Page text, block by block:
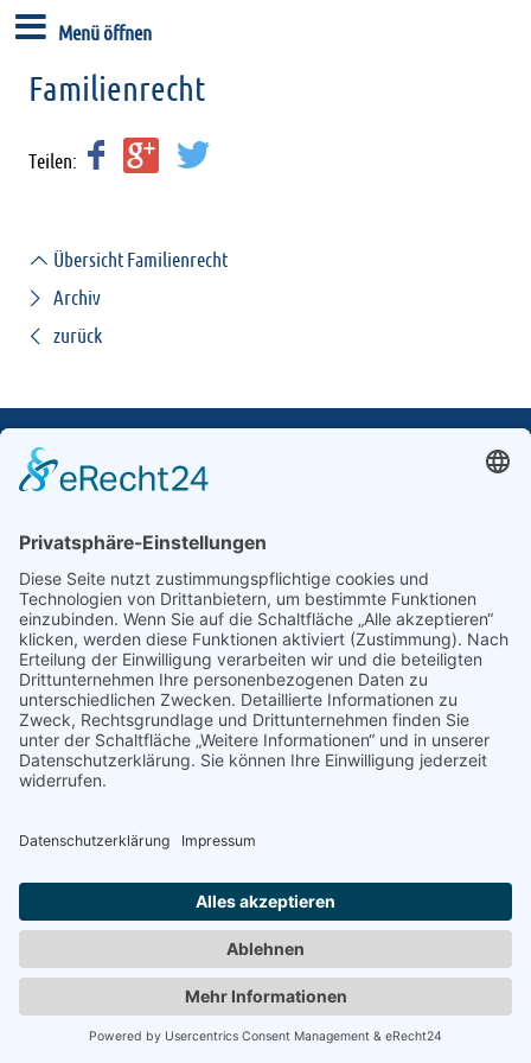
Menü öffnen
Familienrecht
Teilen:
Übersicht Familienrecht
Archiv
zurück
BFS Rechtsanwälte
Königstor 23
34117 Kassel
Kontakt
Impressum
Datenschutz
Drucken